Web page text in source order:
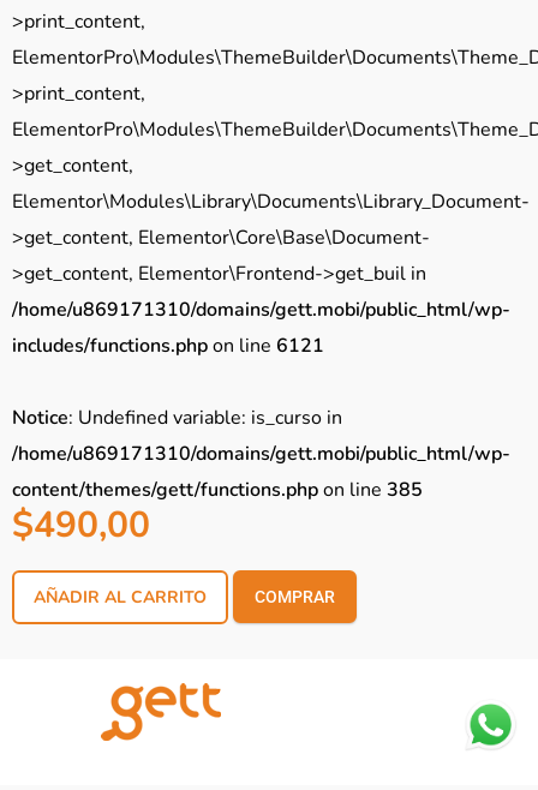
>print_content,
>print_content,
>get_content,
Elementor\Modules\Library\Documents\Library_Document-
>get_content, Elementor\Core\Base\Document-
>get_content, Elementor\Frontend->get_buil in
/home/u869171310/domains/gett.mobi/public_html/wp-
includes/functions.phpon line 6121
Notice: Undefined variable: is_curso in
/home/u869171310/domains/gett.mobi/public_html/wp-
content/themes/gett/functions.phpon line 385
$490,00
AÑADIR AL CARRITO COMPRAR